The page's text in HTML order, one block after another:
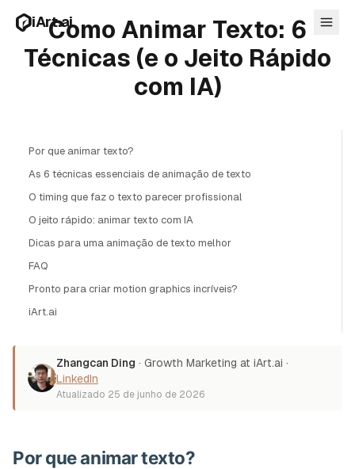
iArt.ai
Como Animar Texto: 6
Técnicas (e o Jeito Rápido
com IA)
Por que animar texto?
As 6 técnicas essenciais de animação de texto
O timing que faz o texto parecer profissional
O jeito rápido: animar texto com IA
Dicas para uma animação de texto melhor
FAQ
Pronto para criar motion graphics incríveis?
iArt.ai
Zhangcan Ding · Growth Marketing at iArt.ai ·
LinkedIn
Atualizado 25 de junho de 2026
Por que animar texto?